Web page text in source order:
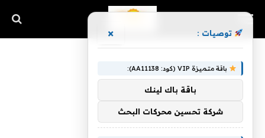
توصيات : ×
باقة متميزة VIP (كود: AA11138):
باقة باك لينك
شركة تحسين محركات البحث